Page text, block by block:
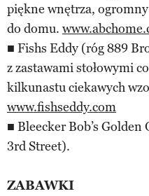
piękne wnętrza,
do domu.
■ Fishs Eddy (róg 889
z zastawami stołowymi
kilkunastu ciekawych
www.fishseddy.com
■ Bleecker Bob’s Golden
3rd Street).
ZABAWKI